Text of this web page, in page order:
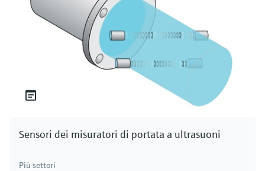
Sensori dei misuratori di portata a ultrasuoni
Più settori